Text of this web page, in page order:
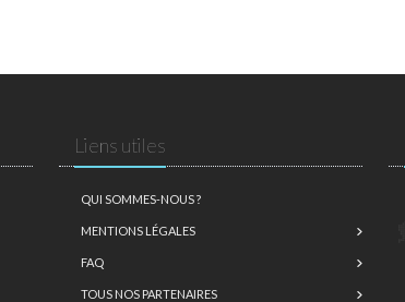
Liens utiles
QUI SOMMES-NOUS ?
MENTIONS LÉGALES
FAQ
TOUS NOS PARTENAIRES